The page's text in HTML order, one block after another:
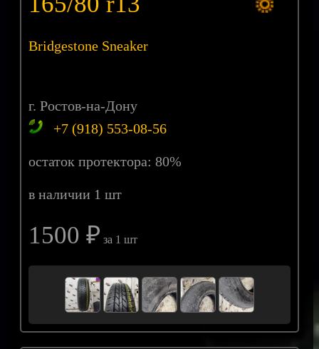
Bridgestone Sneaker
г. Ростов-на-Дону
+7 (918) 553-08-56
остаток протектора: 80%
в наличии 1 шт
1500 ₽ за 1 шт